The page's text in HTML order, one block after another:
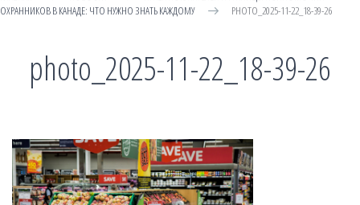
ОХРАННИКОВ В КАНАДЕ: ЧТО НУЖНО ЗНАТЬ КАЖДОМУ
PHOTO_2025-11-22_18-39-26
photo_2025-11-22_18-39-26